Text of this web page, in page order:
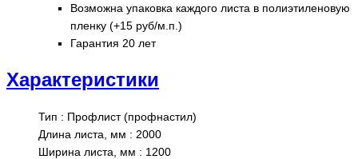
Возможна упаковка каждого листа в полиэтиленовую
пленку (+15 руб/м.п.)
Гарантия 20 лет
Характеристики
Тип : Профлист (профнастил)
Длина листа, мм : 2000
Ширина листа, мм : 1200